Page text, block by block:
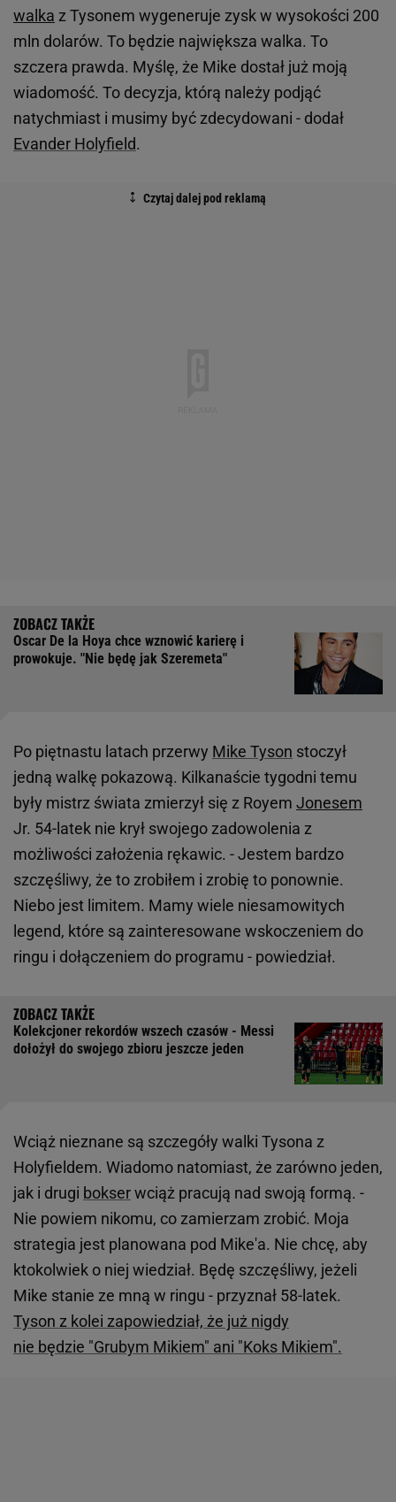
walka z Tysonem wygeneruje zysk w wysokości 200
mln dolarów. To będzie największa walka. To
szczera prawda. Myślę, że Mike dostał już moją
wiadomość. To decyzja, którą należy podjąć
natychmiast i musimy być zdecydowani - dodał
Evander Holyfield.
Oscar De la Hoya chce wznowić karierę i
prowokuje. "Nie będę jak Szeremeta"
Po piętnastu latach przerwy Mike Tyson stoczył
jedną walkę pokazową. Kilkanaście tygodni temu
były mistrz świata zmierzył się z Royem Jonesem
Jr. 54-latek nie krył swojego zadowolenia z
możliwości założenia rękawic. - Jestem bardzo
szczęśliwy, że to zrobiłem i zrobię to ponownie.
Niebo jest limitem. Mamy wiele niesamowitych
legend, które są zainteresowane wskoczeniem do
ringu i dołączeniem do programu - powiedział.
Kolekcjoner rekordów wszech czasów - Messi
dołożył do swojego zbioru jeszcze jeden
Wciąż nieznane są szczegóły walki Tysona z
Holyfieldem. Wiadomo natomiast, że zarówno jeden,
jak i drugi bokserwciąż pracują nad swoją formą. -
Nie powiem nikomu, co zamierzam zrobić. Moja
strategia jest planowana pod Mike'a. Nie chcę, aby
ktokolwiek o niej wiedział. Będę szczęśliwy, jeżeli
Mike stanie ze mną w ringu - przyznał 58-latek.
Tyson z kolei zapowiedział, że już nigdy
nie będzie "Grubym Mikiem" ani "Koks Mikiem".